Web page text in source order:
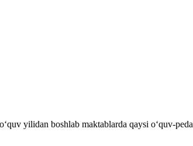
yilidan boshlab maktablarda qaysi oʻquv-